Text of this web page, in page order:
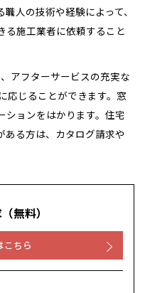
人の技術や経験によって、
る施工業者に依頼すること
アフターサービスの充実な
応じることができます。窓
ションをはかります。住宅
ある方は、カタログ請求や
無料）
こちら